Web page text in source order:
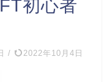
初心者
/ 2022年10月4日